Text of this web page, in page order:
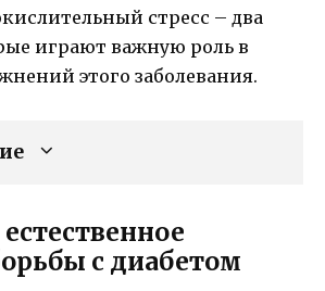
стресс – два
играют важную роль в
этого заболевания.
с диабетом